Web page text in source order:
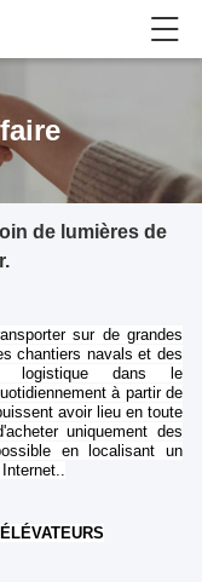
de lumières de
sur de grandes
chantiers navals et des
logistique dans le
à partir de
avoir lieu en toute
uniquement des
en localisant un